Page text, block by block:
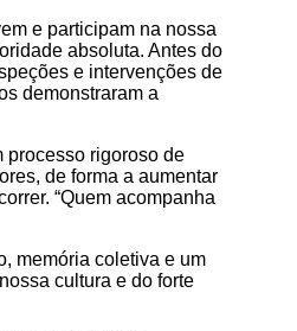
e participam na nossa
absoluta. Antes do
e intervenções de
demonstraram a
processo rigoroso de
de forma a aumentar
“Quem acompanha
memória coletiva e um
cultura e do forte